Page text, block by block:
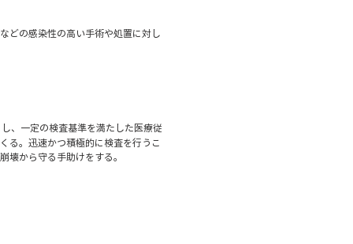
どの感染性の高い手術や処置に対し
、一定の検査基準を満たした医療従
る。迅速かつ積極的に検査を行うこ
壊から守る手助けをする。